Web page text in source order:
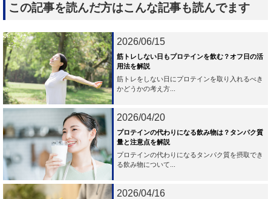
この記事を読んだ方はこんな記事も読んでます
2026/06/15
筋トレしない日もプロテインを飲む？オフ日の活
用法を解説
筋トレをしない日にプロテインを取り入れるべき
かどうかの考え方...
2026/04/20
プロテインの代わりになる飲み物は？タンパク質
量と注意点を解説
プロテインの代わりになるタンパク質を摂取でき
る飲み物について...
2026/04/16